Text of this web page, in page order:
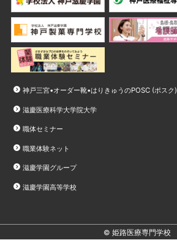
神戸三宮•オーダー靴•はりきゅうのPOSC (ポスク)
滋慶医療科学大学院大学
職体セミナー
職業体験ネット
滋慶学園グループ
滋慶学園高等学校
© 姫路医療専門学校